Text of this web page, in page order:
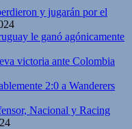
y jugarán por el
le ganó agónicamente
victoria ante Colombia
2:0 a Wanderers
Nacional y Racing